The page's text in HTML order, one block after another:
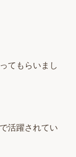
てもらいまし
活躍されてい